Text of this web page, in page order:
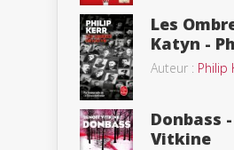
Les
Katyn -
Auteur : Philip
Donbass
Vitkine